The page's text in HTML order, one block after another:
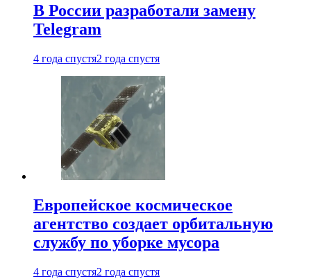
В России разработали замену
Telegram
4 года спустя2 года спустя
Европейское космическое
агентство создает орбитальную
службу по уборке мусора
4 года спустя2 года спустя